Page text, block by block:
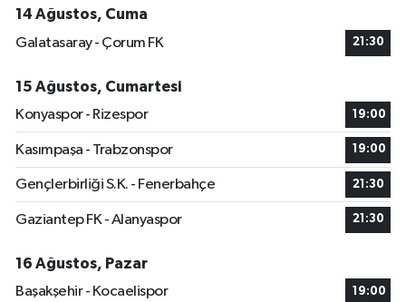
14 Ağustos, Cuma
Galatasaray - Çorum FK
21:30
15 Ağustos, Cumartesi
Konyaspor - Rizespor
19:00
Kasımpaşa - Trabzonspor 19:00
Gençlerbirliği S.K. - Fenerbahçe 21:30
Gaziantep FK - Alanyaspor 21:30
16 Ağustos, Pazar
Başakşehir - Kocaelispor
19:00